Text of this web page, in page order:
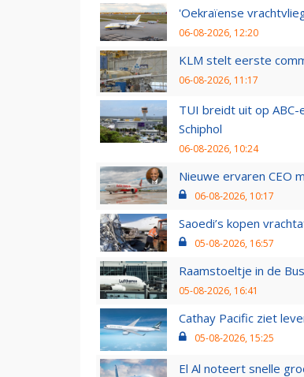
'Oekraïense
06-08-2026, 12:20
KLM stelt eerste
06-08-2026, 11:17
TUI breidt uit op
Schiphol
06-08-2026, 10:24
Nieuwe ervaren CEO
06-08-2026, 10:17
Saoedi’s kopen
05-08-2026, 16:57
Raamstoeltje in de
05-08-2026, 16:41
Cathay Pacific ziet
05-08-2026, 15:25
El Al noteert snelle